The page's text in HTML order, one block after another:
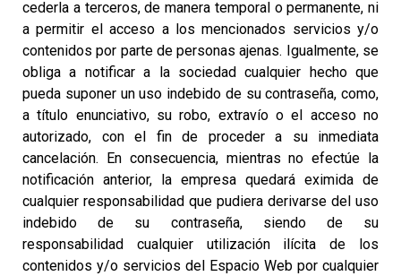
cederla a terceros, de manera temporal o permanente, ni
a permitir el acceso a los mencionados servicios y/o
contenidos por parte de personas ajenas. Igualmente, se
obliga a notificar a la sociedad cualquier hecho que
pueda suponer un uso indebido de su contraseña, como,
a título enunciativo, su robo, extravío o el acceso no
autorizado, con el fin de proceder a su inmediata
cancelación. En consecuencia, mientras no efectúe la
notificación anterior, la empresa quedará eximida de
cualquier responsabilidad que pudiera derivarse del uso
indebido de su contraseña, siendo de su
responsabilidad cualquier utilización ilícita de los
contenidos y/o servicios del Espacio Web por cualquier